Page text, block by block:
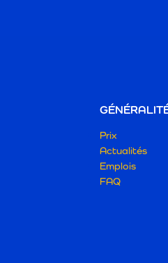
Prix
Actualités
Emplois
FAQ